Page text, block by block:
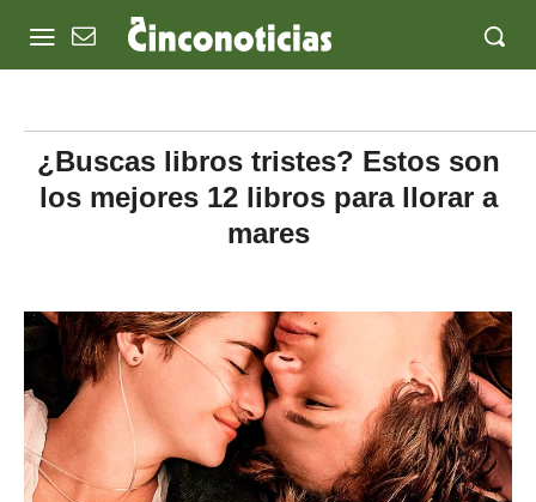
¿Buscas libros tristes? Estos son
los mejores 12 libros para llorar a
mares